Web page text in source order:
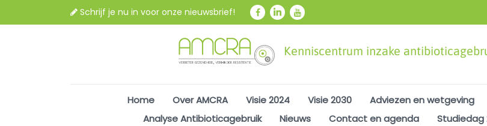
Schrijf je nu in voor onze nieuwsbrief!
Kenniscentrum inzake
Home Over AMCRA Visie 2024 Visie 2030 Adviezen en wetgeving
Analyse Antibioticagebruik
Nieuws Contact en agenda Studiedag